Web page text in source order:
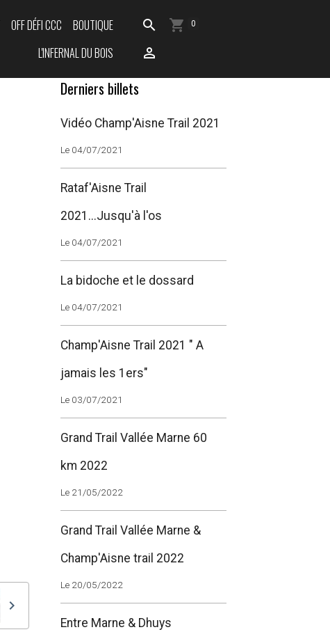
OFF DÉFI CCC
BOUTIQUE
L'INFERNAL DU BOIS
0
Derniers billets
Vidéo Champ'Aisne Trail 2021
Le 04/07/2021
Rataf'Aisne Trail
2021...Jusqu'à l'os
Le 04/07/2021
La bidoche et le dossard
Le 04/07/2021
Champ'Aisne Trail 2021 " A
jamais les 1ers"
Le 03/07/2021
Grand Trail Vallée Marne 60
km 2022
Le 21/05/2022
Grand Trail Vallée Marne &
Champ'Aisne trail 2022
Le 20/05/2022
Entre Marne & Dhuys